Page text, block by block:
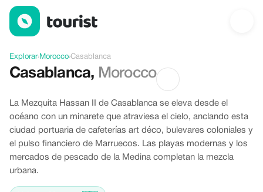
Ofertas en Casablanca, Morocco
Explorar›Morocco›Casablanca
Casablanca, Morocco
La Mezquita Hassan II de Casablanca se eleva desde el
océano con un minarete que atraviesa el cielo, anclando esta
ciudad portuaria de cafeterías art déco, bulevares coloniales y
el pulso financiero de Marruecos. Las playas modernas y los
mercados de pescado de la Medina completan la mezcla
urbana.